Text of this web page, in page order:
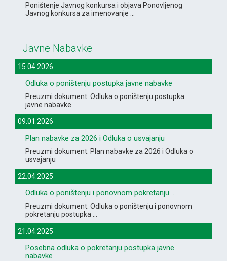
Poništenje Javnog konkursa i objava Ponovljenog
Javnog konkursa za imenovanje ...
Javne Nabavke
15.04.2026
Odluka o poništenju postupka javne nabavke
Preuzmi dokument: Odluka o poništenju postupka
javne nabavke
09.01.2026
Plan nabavke za 2026 i Odluka o usvajanju
Preuzmi dokument: Plan nabavke za 2026 i Odluka o
usvajanju
22.04.2025
Odluka o poništenju i ponovnom pokretanju ...
Preuzmi dokument: Odluka o poništenju i ponovnom
pokretanju postupka ...
21.04.2025
Posebna odluka o pokretanju postupka javne
nabavke